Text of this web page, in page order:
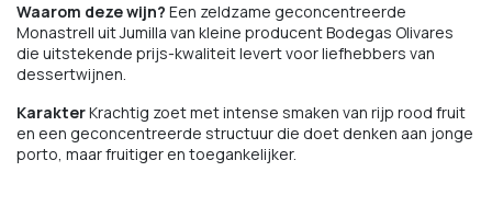
Waarom deze wijn? Een zeldzame geconcentreerde
Monastrell uit Jumilla van kleine producent Bodegas Olivares
die uitstekende prijs-kwaliteit levert voor liefhebbers van
dessertwijnen.
KarakterKrachtig zoet met intense smaken van rijp rood fruit
en een geconcentreerde structuur die doet denken aan jonge
porto, maar fruitiger en toegankelijker.